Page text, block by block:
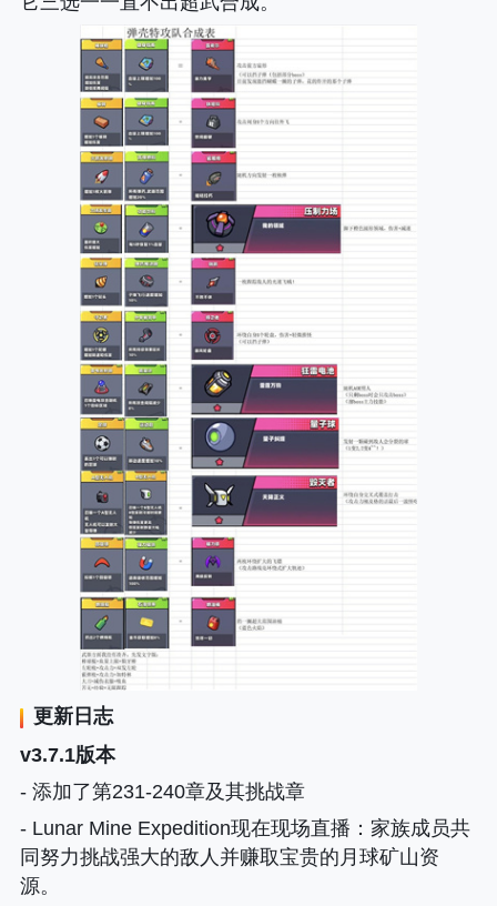
更新日志
v3.7.1版本
- 添加了第231-240章及其挑战章
- Lunar Mine Expedition现在现场直播 ：家族成员共
同努力挑战强大的敌人并赚取宝贵的月球矿山资
源。